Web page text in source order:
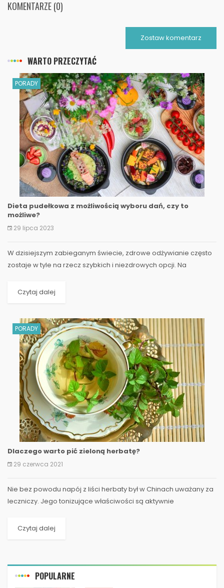
KOMENTARZE (0)
Zostaw komentarz
WARTO PRZECZYTAĆ
PORADY
Dieta pudełkowa z możliwością wyboru dań, czy to
możliwe?
29 lipca 2023
W dzisiejszym zabieganym świecie, zdrowe odżywianie często
zostaje w tyle na rzecz szybkich i niezdrowych opcji. Na
Czytaj dalej
PORADY
Dlaczego warto pić zieloną herbatę?
29 czerwca 2021
Nie bez powodu napój z liści herbaty był w Chinach uważany za
leczniczy. Jego tonizujące właściwości są aktywnie
Czytaj dalej
POPULARNE